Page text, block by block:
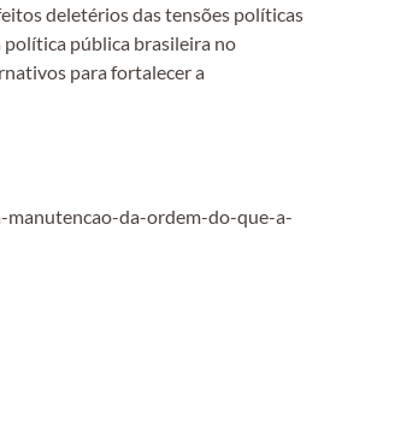
deletérios das tensões políticas
política pública brasileira no
para fortalecer a
da-ordem-do-que-a-